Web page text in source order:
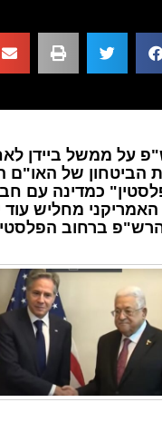
על ממשל ביידן
הביטחון של האו"ם
כמדינה עם
מחליש עוד
ברחוב